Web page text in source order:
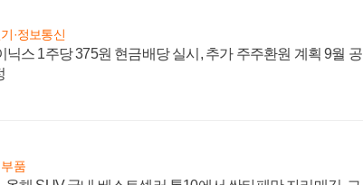
·정보통신
닉스 1주당 375원 현금배당 실시, 추가 주주환원 계획 9월 공
품